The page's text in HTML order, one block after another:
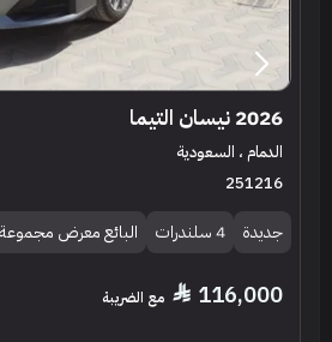
2026 نيسان التيما
الدمام ، السعودية
251216
جديدة 4 سلندرات البائع معرض
116,000 مع الضريبة